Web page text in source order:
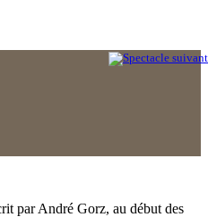
par André Gorz, au début des